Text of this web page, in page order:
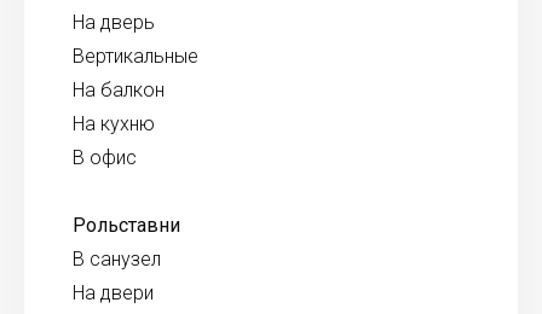
На дверь
Вертикальные
На балкон
На кухню
В офис
Рольставни
В санузел
На двери